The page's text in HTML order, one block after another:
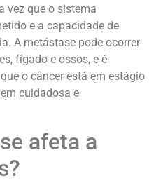
vez que o sistema
e a capacidade de
A metástase pode ocorrer
fígado e ossos, e é
o câncer está em estágio
cuidadosa e
afeta a